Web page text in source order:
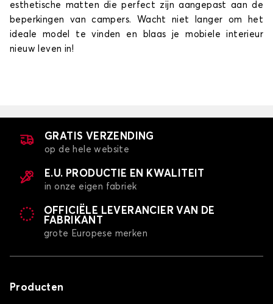
esthetische matten die perfect zijn aangepast aan de
beperkingen van campers. Wacht niet langer om het
ideale model te vinden en blaas je mobiele interieur
nieuw leven in!
GRATIS VERZENDING
op de hele website
E.U. PRODUCTIE EN KWALITEIT
in onze eigen fabriek
OFFICIËLE LEVERANCIER VAN DE
FABRIKANT
grote Europese merken
Producten